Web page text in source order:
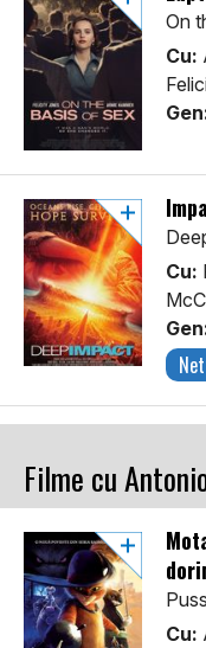
On
Cu:
Cu:
Filme cu
Cu: